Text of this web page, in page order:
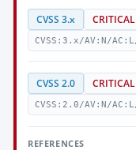
CVSS 3.x
CVSS:3.x/AV:N/
CVSS 2.0
CVSS:2.0/AV:N/
REFERENCES